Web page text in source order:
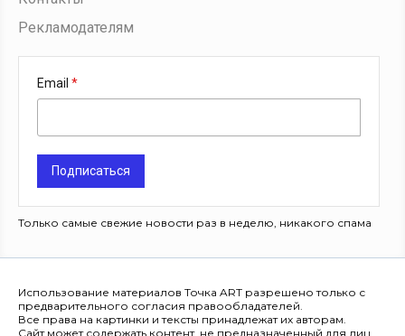
Рекламодателям
Email
Подписаться
Только самые свежие новости раз в неделю, никакого спама
Использование материалов Точка ART разрешено только с
предварительного согласия правообладателей.
Все права на картинки и тексты принадлежат их авторам.
Сайт может содержать контент, не предназначенный для лиц